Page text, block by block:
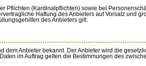
Pflichten (Kardinalpflichten) sowie bei
Haftung des Anbieters auf Vorsatz und
des Anbieters gilt.
Anbieter bekannt. Der Anbieter wird die
im Auftrag gelten die Bestimmungen des